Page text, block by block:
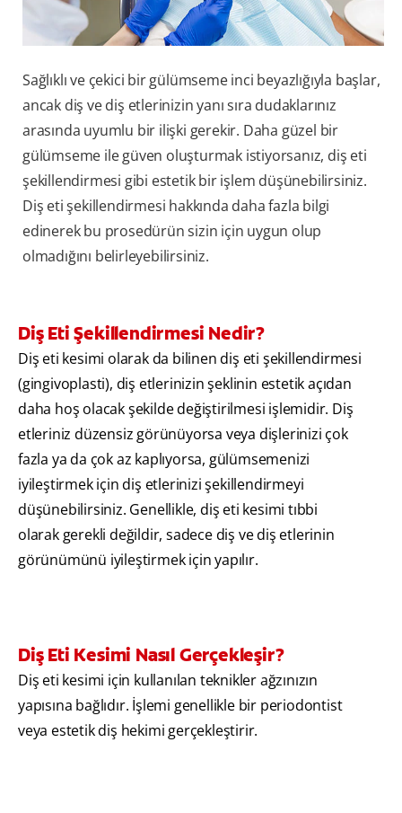
Sağlıklı ve çekici bir gülümseme inci beyazlığıyla başlar,
ancak diş ve diş etlerinizin yanı sıra dudaklarınız
arasında uyumlu bir ilişki gerekir. Daha güzel bir
gülümseme ile güven oluşturmak istiyorsanız, diş eti
şekillendirmesi gibi estetik bir işlem düşünebilirsiniz.
Diş eti şekillendirmesi hakkında daha fazla bilgi
edinerek bu prosedürün sizin için uygun olup
olmadığını belirleyebilirsiniz.
Diş Eti Şekillendirmesi Nedir?
Diş eti kesimi olarak da bilinen diş eti şekillendirmesi
(gingivoplasti), diş etlerinizin şeklinin estetik açıdan
daha hoş olacak şekilde değiştirilmesi işlemidir. Diş
etleriniz düzensiz görünüyorsa veya dişlerinizi çok
fazla ya da çok az kaplıyorsa, gülümsemenizi
iyileştirmek için diş etlerinizi şekillendirmeyi
düşünebilirsiniz. Genellikle, diş eti kesimi tıbbi
olarak gerekli değildir, sadece diş ve diş etlerinin
görünümünü iyileştirmek için yapılır.
Diş Eti Kesimi Nasıl Gerçekleşir?
Diş eti kesimi için kullanılan teknikler ağzınızın
yapısına bağlıdır. İşlemi genellikle bir periodontist
veya estetik diş hekimi gerçekleştirir.